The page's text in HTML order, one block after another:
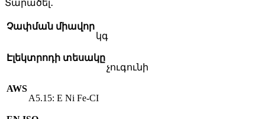
0
չուգունի
էլեկտրոդներ
(կգ)
Տարածել․
Չափման միավոր
կգ
Էլեկտրոդի տեսակը
չուգունի
AWS
A5.15: E Ni Fe-CI